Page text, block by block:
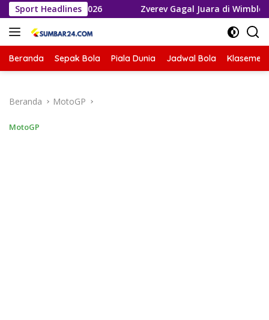
Langsung
ke
konten
Sport Headlines
Dunia 2026 Zverev Gagal Juara di Wimbledon 2026,
Beranda Sepak Bola Piala Dunia Jadwal Bola Klasemen
Beranda MotoGP
MotoGP